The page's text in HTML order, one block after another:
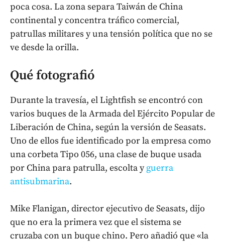
poca cosa. La zona separa Taiwán de China
continental y concentra tráfico comercial,
patrullas militares y una tensión política que no se
ve desde la orilla.
Qué fotografió
Durante la travesía, el Lightfish se encontró con
varios buques de la Armada del Ejército Popular de
Liberación de China, según la versión de Seasats.
Uno de ellos fue identificado por la empresa como
una corbeta Tipo 056, una clase de buque usada
por China para patrulla, escolta yguerra
antisubmarina.
Mike Flanigan, director ejecutivo de Seasats, dijo
que no era la primera vez que el sistema se
cruzaba con un buque chino. Pero añadió que «la